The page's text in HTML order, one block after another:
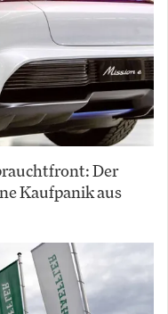
Der
Kaufpanik aus